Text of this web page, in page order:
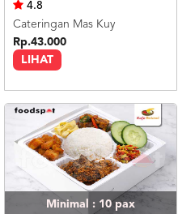
LIHAT
4.8
Cateringan Mas Kuy
Rp.43.000
Minimal : 10 pax